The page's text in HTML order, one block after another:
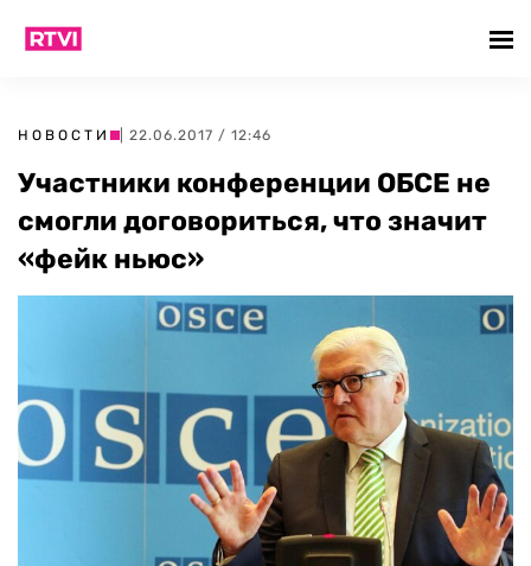
НОВОСТИ | 22.06.2017 / 12:46
Участники конференции ОБСЕ не
смогли договориться, что значит
«фейк ньюс»